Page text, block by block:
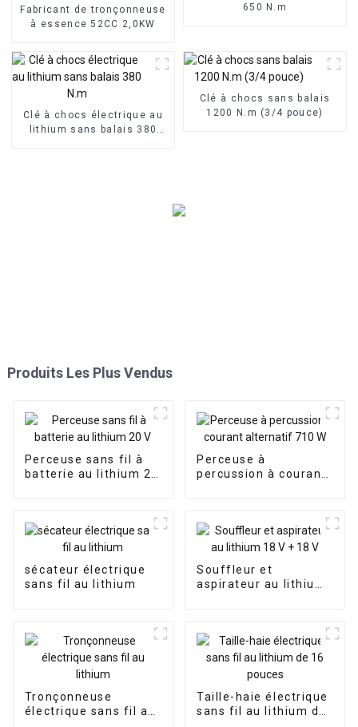
Fabricant de tronçonneuse
à essence 52CC 2,0KW
650 N.m
Clé à chocs électrique au
lithium sans balais 380
Clé à chocs sans balais
1200 N.m (3/4 pouce)
Produits Les Plus Vendus
Perceuse sans fil à
batterie au lithium 20
Perceuse à
percussion à courant
sécateur électrique
sans fil au lithium
Souffleur et
aspirateur au lithium
Tronçonneuse
électrique sans fil au
Taille-haie électrique
sans fil au lithium de